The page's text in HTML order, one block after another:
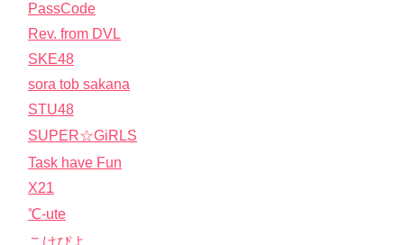
PassCode
Rev. from DVL
SKE48
sora tob sakana
STU48
SUPER☆GiRLS
Task have Fun
X21
℃-ute